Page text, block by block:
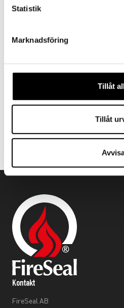
Statistik
Marknadsföring
Tillåt
Tillåt
Kontakt
FireSeal AB